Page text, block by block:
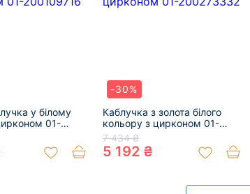
у білому
01-
-30%
Каблучка з золота білого
кольору з цирконом 01-
200273332
7 434 ₴
5 192 ₴